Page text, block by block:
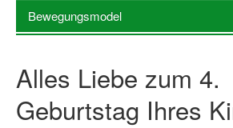
Fachtag Bildung braucht Bewegung
Anmeldeformular /
Bezuschussung Qualifizierung
Bewegungsmodel
Alles Liebe zum 4.
Geburtstag Ihres